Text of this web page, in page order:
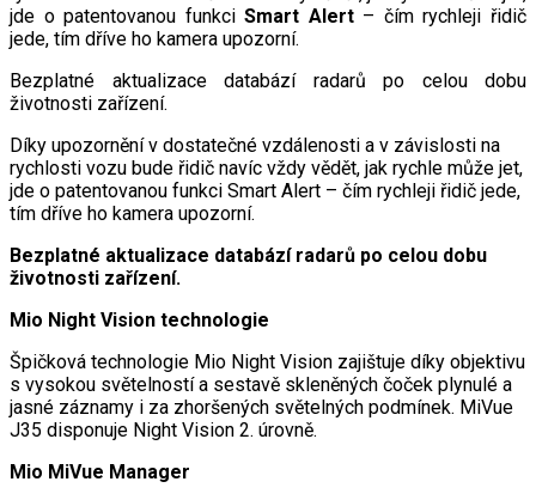
jde o patentovanou funkciSmart Alert– čím rychleji řidič
jede, tím dříve ho kamera upozorní.
Bezplatné aktualizace databází radarů po celou dobu
životnosti zařízení.
Díky upozornění v dostatečné vzdálenosti a v závislosti na
rychlosti vozu bude řidič navíc vždy vědět, jak rychle může jet,
jde o patentovanou funkci Smart Alert – čím rychleji řidič jede,
tím dříve ho kamera upozorní.
Bezplatné aktualizace databází radarů po celou dobu
životnosti zařízení.
Mio Night Vision technologie
Špičková technologie Mio Night Vision zajištuje díky objektivu
s vysokou světelností a sestavě skleněných čoček plynulé a
jasné záznamy i za zhoršených světelných podmínek. MiVue
J35 disponuje Night Vision 2. úrovně.
Mio MiVue Manager